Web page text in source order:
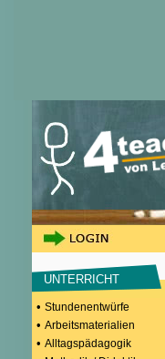
UNTERRICHT
• Stundenentwürfe
• Arbeitsmaterialien
• Alltagspädagogik